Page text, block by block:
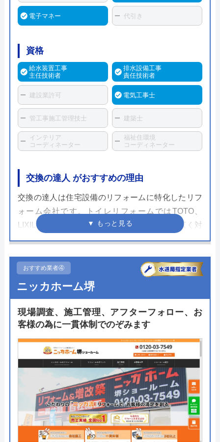
電子マネー 代引き
資格
給水装置工事
主任技術者
排水設備工事
責任技術者
建設業許可 電気工事士
管工事施工管理技士 建築士
インテリア
コーディネーター
福祉住環境
コーディネーター
交換の達人 がおすすめの理由
交換の達人は住宅設備のリフォームに特化したリフ
ォーム会社です。トイレリフォームではTOTO、
LIXIL、Panasonicを中心に人気シリーズに幅広く対
応しています。堺市を含めて全国約200の市区町村
心して施工を依頼できます。
施工を行うスタッフは水道や電気、ガスといった資
格を保有しているため住宅設備のことならなんでも
任せられる安心感も嬉しいポイント。見積もりや依
ない方にもおすすめの業者です。
公式サイトで
料金詳細を見る
交換の達人 の基本情報
運営会社 株式会社ハウスラボ
おすすめ業者④
ニッカホーム堺
現場調査、施工管理、アフターフォロー、お
客様の為に一貫体制でのぞみます